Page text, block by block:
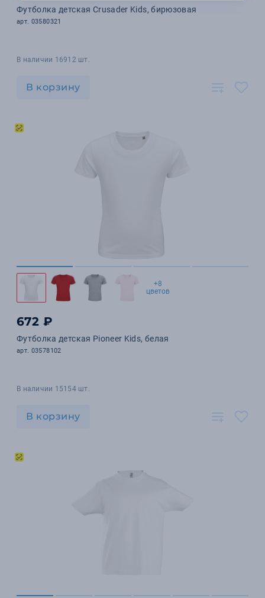
Футболка детская Crusader Kids, бирюзовая
арт. 03580321
В наличии 16912 шт.
В корзину
+8
цветов
672 ₽
Футболка детская Pioneer Kids, белая
арт. 03578102
В наличии 15154 шт.
В корзину